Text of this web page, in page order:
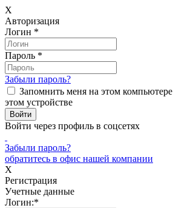
X
Авторизация
Логин *
Пароль *
Забыли пароль?
Запомнить меня на этом компьютере
этом устройстве
Войти через профиль в соцсетях
Забыли пароль?
обратитесь в офис нашей компании
X
Регистрация
Учетные данные
Логин:*